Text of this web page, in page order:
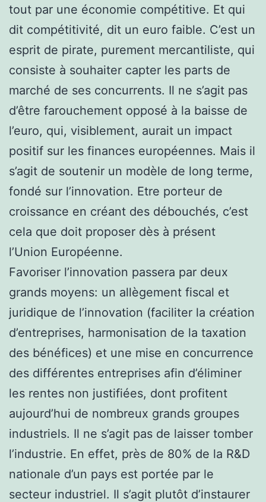
tout par une économie compétitive. Et qui
dit compétitivité, dit un euro faible. C’est un
esprit de pirate, purement mercantiliste, qui
consiste à souhaiter capter les parts de
marché de ses concurrents. Il ne s’agit pas
d’être farouchement opposé à la baisse de
l’euro, qui, visiblement, aurait un impact
positif sur les finances européennes. Mais il
s’agit de soutenir un modèle de long terme,
fondé sur l’innovation. Etre porteur de
croissance en créant des débouchés, c’est
cela que doit proposer dès à présent
l’Union Européenne.
Favoriser l’innovation passera par deux
grands moyens: un allègement fiscal et
juridique de l’innovation (faciliter la création
d’entreprises, harmonisation de la taxation
des bénéfices) et une mise en concurrence
des différentes entreprises afin d’éliminer
les rentes non justifiées, dont profitent
aujourd’hui de nombreux grands groupes
industriels. Il ne s’agit pas de laisser tomber
l’industrie. En effet, près de 80% de la R&D
nationale d’un pays est portée par le
secteur industriel. Il s’agit plutôt d’instaurer